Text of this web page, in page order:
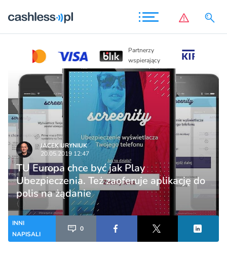
Partnerzy
wspierający
JACEK URYNIUK
20.05.2019 12:47
TU Europa chce być jak Play
Ubezpieczenia. Też zaoferuje aplikację do
polis na żądanie
INNI
NAPISALI
0